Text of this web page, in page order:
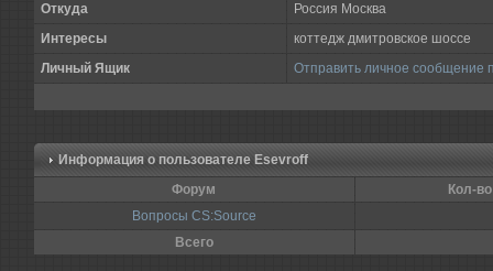
Откуда
Россия Москва
Интересы
коттедж дмитровское шоссе
Личный Ящик
Отправить личное сообщение
Информация о пользователе Esevroff
Форум
Кол-
Вопросы CS:Source
Всего